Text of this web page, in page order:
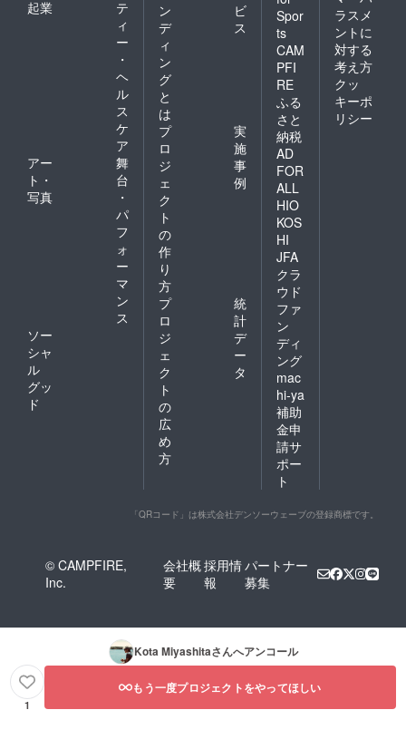
起業
テ
ィ
ー
・
ヘ
ル
ス
ケ
ア
アー
ト・
写真
舞
台
・
パ
フ
ォ
ー
マ
ン
ス
ソー
シャ
ル
グッ
ド
ン
デ
ィ
ン
グ
と
は
ビ
ス
プ
ロ
ジ
ェ
ク
ト
の
作
り
方
実
施
事
例
プ
ロ
ジ
ェ
ク
ト
の
広
め
方
統
計
デ
ー
タ
Spor
ts
CAM
PFI
RE
ふる
さと
納税
AD
FOR
ALL
HIO
KOS
HI
JFA
クラ
ウド
ファ
ン
ディ
ング
mac
hi-ya
補助
金申
請サ
ポー
ト
ラスメ
ントに
対する
考え方
クッ
キーポ
リシー
「QRコード」は株式会社デンソーウェーブの登録商標です。
© CAMPFIRE,
Inc.
会社概
要
採用情
報
パートナー
募集
Kota Miyashitaさんへアンコール
1
もう一度プロジェクトをやってほしい